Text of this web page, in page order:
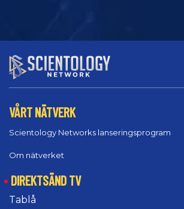
VÅRT NÄTVERK
Scientology Networks lanseringsprogram
Om nätverket
DIREKTSÄND TV
Tablå